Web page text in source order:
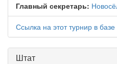
Главный секретарь:
Ссылка на этот турнир в
Штат